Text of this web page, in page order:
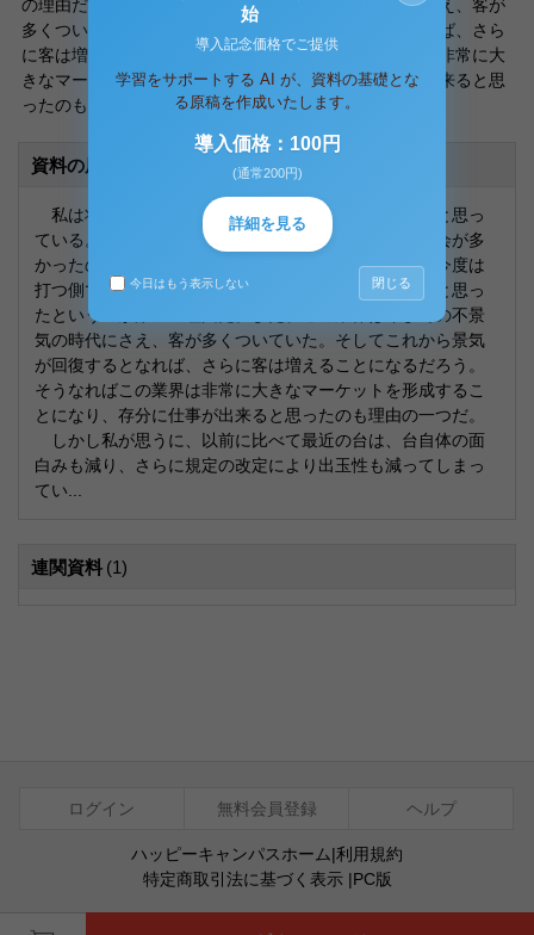
の理由だ。また、この業界は今までの不景気の時代にさえ、客が
多くついていた。そしてこれから景気が回復するとなれば、さら
に客は増えることになるだろう。そうなればこの業界は非常に大
きなマーケットを形成することになり、存分に仕事が出来ると思
ったのも理由の一つだ。
資料の原本内容
私は将来、パチンコ・パチスロ業界で働いてみたいと思っ
ている。その理由として、以前私はパチスロを打つ機会が多
かったのだが、その時パチスロが非常におもしろく、今度は
打つ側ではなく、打つ台を提供する側で働いてみたいと思っ
たというのが第一の理由だ。また、この業界は今までの不景
気の時代にさえ、客が多くついていた。そしてこれから景気
が回復するとなれば、さらに客は増えることになるだろう。
そうなればこの業界は非常に大きなマーケットを形成するこ
とになり、存分に仕事が出来ると思ったのも理由の一つだ。
しかし私が思うに、以前に比べて最近の台は、台自体の面
白みも減り、さらに規定の改定により出玉性も減ってしまっ
てい...
連関資料 (1)
ログイン 無料会員登録 ヘルプ
ハッピーキャンパスホーム|利用規約
特定商取引法に基づく表示|PC版
始
導入記念価格でご提供
学習をサポートする AI が、資料の基礎とな
る原稿を作成いたします。
導入価格：100円
(通常200円)
詳細を見る
今日はもう表示しない 閉じる